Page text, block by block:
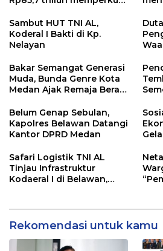
mengembangkan lebih
dari 90% aset jaringan
Telkom
Sambut HUT TNI AL,
Koderal I Bakti di Kp.
Nelayan
Bakar Semangat Generasi
Muda, Bunda Genre Kota
Medan Ajak Remaja Berani
Belum Genap Sebulan,
Kapolres Belawan Datangi
Kantor DPRD Medan
Safari Logistik TNI AL
Tinjau Infrastruktur
Kodaeral I di Belawan,
Rekomendasi untuk kamu